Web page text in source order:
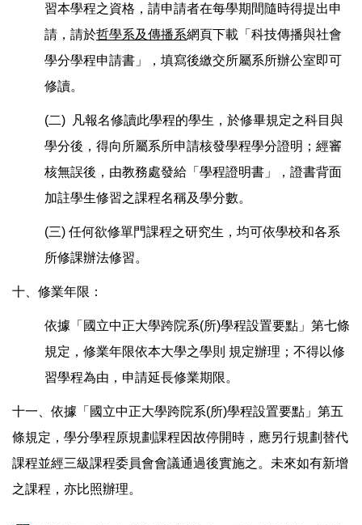
習本學程之資格，請申請者在每學期間隨時得提出申
請，請於哲學系及傳播系網頁下載「科技傳播與社會
學分學程申請書」，填寫後繳交所屬系所辦公室即可
修讀。
(二) 凡報名修讀此學程的學生，於修畢規定之科目與
學分後，得向所屬系所申請核發學程學分證明；經審
核無誤後，由教務處發給「學程證明書」，證書背面
加註學生修習之課程名稱及學分數。
(三) 任何欲修單門課程之研究生，均可依學校和各系
所修課辦法修習。
十、修業年限：
依據「國立中正大學跨院系(所)學程設置要點」第七條
規定，修業年限依本大學之學則 規定辦理；不得以修
習學程為由，申請延長修業期限。
十一、依據「國立中正大學跨院系(所)學程設置要點」第五
條規定，學分學程原規劃課程因故停開時，應另行規劃替代
課程並經三級課程委員會會議通過後實施之。未來如有新增
之課程，亦比照辦理。